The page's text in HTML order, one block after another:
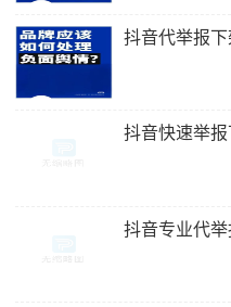
抖音代举报
抖音快速举
抖音专业代